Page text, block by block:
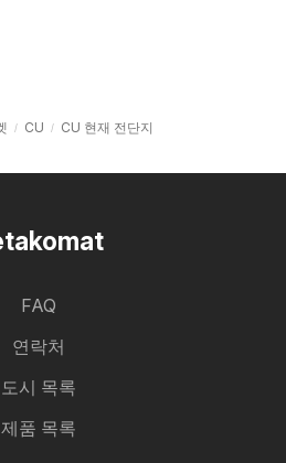
CU CU 현재 전단지
FAQ
연락처
도시 목록
제품 목록